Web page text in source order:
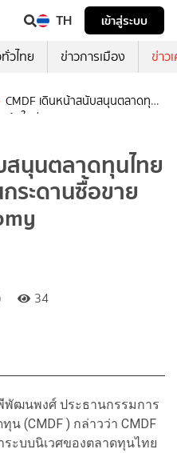
TH
เข้าสู่ระบบ
วไทย ข่าวการเมือง ข่าว
CMDF เดินหน้าสนับสนุนตลาดทุน
นใหม่ New Economy
สนุนตลาดทุนไทย
ระดานซื้อขาย
34
พัฒนพงศ์ ประธานกรรมการ
(CMDF ) กล่าวว่า CMDF
ะบบนิเวศของตลาดทุนไทย